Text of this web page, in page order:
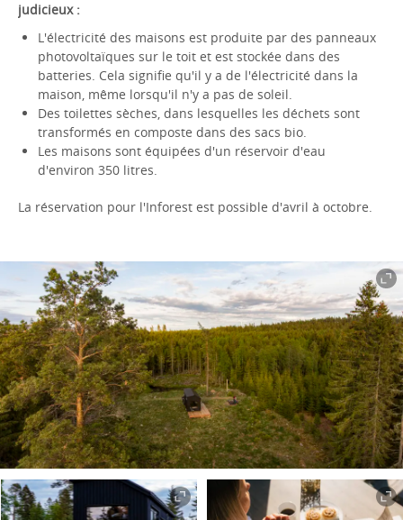
judicieux :
L'électricité des maisons est produite par des panneaux
photovoltaïques sur le toit et est stockée dans des
batteries. Cela signifie qu'il y a de l'électricité dans la
maison, même lorsqu'il n'y a pas de soleil.
Des toilettes sèches, dans lesquelles les déchets sont
transformés en composte dans des sacs bio.
Les maisons sont équipées d'un réservoir d'eau
d'environ 350 litres.
La réservation pour l'Inforest est possible d'avril à octobre.